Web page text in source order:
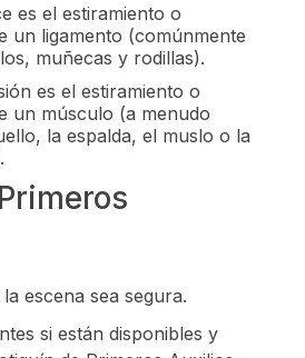
es el estiramiento o
un ligamento (comúnmente
muñecas y rodillas).
es el estiramiento o
un músculo (a menudo
la espalda, el muslo o la
escena sea segura.
si están disponibles y